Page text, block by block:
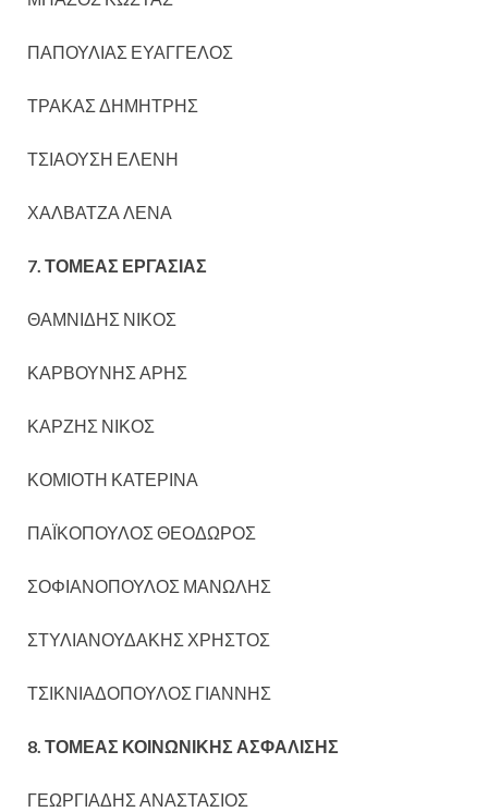
ΠΑΠΟΥΛΙΑΣ ΕΥΑΓΓΕΛΟΣ
ΤΡΑΚΑΣ ΔΗΜΗΤΡΗΣ
ΤΣΙΑΟΥΣΗ ΕΛΕΝΗ
ΧΑΛΒΑΤΖΑ ΛΕΝΑ
7. ΤΟΜΕΑΣ ΕΡΓΑΣΙΑΣ
ΘΑΜΝΙΔΗΣ ΝΙΚΟΣ
ΚΑΡΒΟΥΝΗΣ ΑΡΗΣ
ΚΑΡΖΗΣ ΝΙΚΟΣ
ΚΟΜΙΟΤΗ ΚΑΤΕΡΙΝΑ
ΠΑΪΚΟΠΟΥΛΟΣ ΘΕΟΔΩΡΟΣ
ΣΟΦΙΑΝΟΠΟΥΛΟΣ ΜΑΝΩΛΗΣ
ΣΤΥΛΙΑΝΟΥΔΑΚΗΣ ΧΡΗΣΤΟΣ
ΤΣΙΚΝΙΑΔΟΠΟΥΛΟΣ ΓΙΑΝΝΗΣ
8. ΤΟΜΕΑΣ ΚΟΙΝΩΝΙΚΗΣ ΑΣΦΑΛΙΣΗΣ
ΓΕΩΡΓΙΑΔΗΣ ΑΝΑΣΤΑΣΙΟΣ